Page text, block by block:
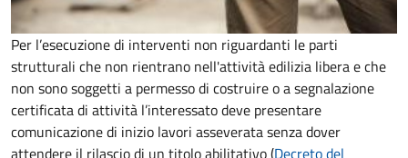
Per l’esecuzione di interventi non riguardanti le parti
strutturali che non rientrano nell'attività edilizia libera e che
non sono soggetti a permesso di costruire o a segnalazione
certificata di attività l’interessato deve presentare
comunicazione di inizio lavori asseverata senza dover
attendere il rilascio di un titolo abilitativo (Decreto del